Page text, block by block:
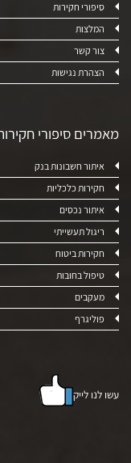
סיפורי חקירות
המלצות
צור קשר
הצהרת נגישות
מאמרים סיפורי
איתור חשבונות בנק
חקירות כלכליות
איתור נכסים
ריגול תעשייתי
חקירות ביטוח
טיפול בחובות
מעקבים
פוליגרף
עשו לנו לייק